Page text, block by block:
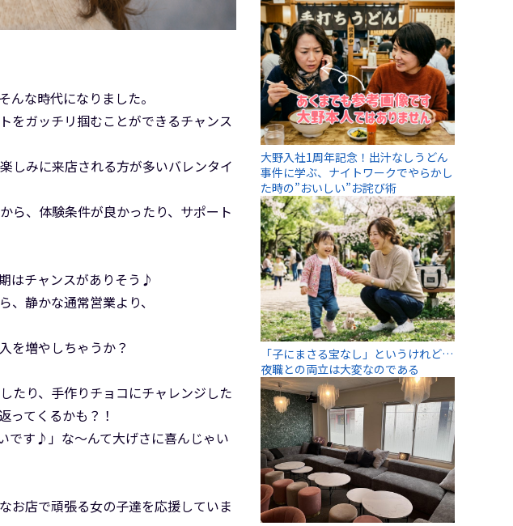
な時代になりました。
をガッチリ掴むことができるチャンス
しみに来店される方が多いバレンタイ
ら、体験条件が良かったり、サポート
はチャンスがありそう♪
静かな通常営業より、
を増やしちゃうか？
たり、手作りチョコにチャレンジした
ってくるかも？！
です♪」な～んて大げさに喜んじゃい
お店で頑張る女の子達を応援していま
大野入社1周年記念！出汁なしうどん
事件に学ぶ、ナイトワークでやらかし
た時の”おいしい”お詫び術
「子にまさる宝なし」というけれど…
夜職との両立は大変なのである